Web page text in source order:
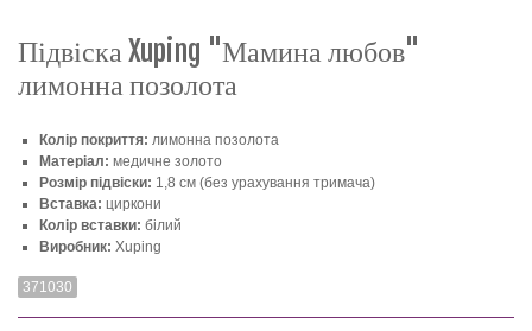
Підвіска Xuping "Мамина любов"
лимонна позолота
Колір покриття: лимонна позолота
Матеріал: медичне золото
Розмір підвіски: 1,8 см (без урахування тримача)
Вставка: циркони
Колір вставки: білий
Виробник: Xuping
371030